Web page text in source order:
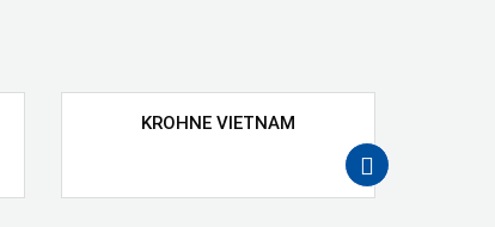
KROHNE VIETNAM
next